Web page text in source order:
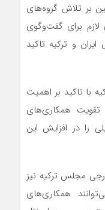
بر تلاش گروه‌های
لازم برای گفت‌وگوی
و ترکیه تاکید
با تاکید بر اهمیت
تقویت همکاری‌های
را در افزایش این
مجلس ترکیه نیز
همکاری‌های